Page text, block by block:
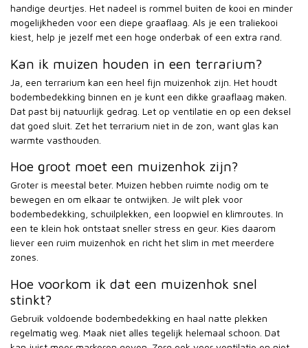
handige deurtjes. Het nadeel is rommel buiten de kooi en minder
mogelijkheden voor een diepe graaflaag. Als je een traliekooi
kiest, help je jezelf met een hoge onderbak of een extra rand.
Kan ik muizen houden in een terrarium?
Ja, een terrarium kan een heel fijn muizenhok zijn. Het houdt
bodembedekking binnen en je kunt een dikke graaflaag maken.
Dat past bij natuurlijk gedrag. Let op ventilatie en op een deksel
dat goed sluit. Zet het terrarium niet in de zon, want glas kan
warmte vasthouden.
Hoe groot moet een muizenhok zijn?
Groter is meestal beter. Muizen hebben ruimte nodig om te
bewegen en om elkaar te ontwijken. Je wilt plek voor
bodembedekking, schuilplekken, een loopwiel en klimroutes. In
een te klein hok ontstaat sneller stress en geur. Kies daarom
liever een ruim muizenhok en richt het slim in met meerdere
zones.
Hoe voorkom ik dat een muizenhok snel
stinkt?
Gebruik voldoende bodembedekking en haal natte plekken
regelmatig weg. Maak niet alles tegelijk helemaal schoon. Dat